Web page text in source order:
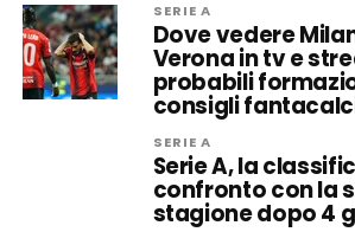
SERIE A
Dove vedere
Verona in tv e
probabili
consigli
SERIE A
Serie A, la
confronto con la
stagione dopo 4